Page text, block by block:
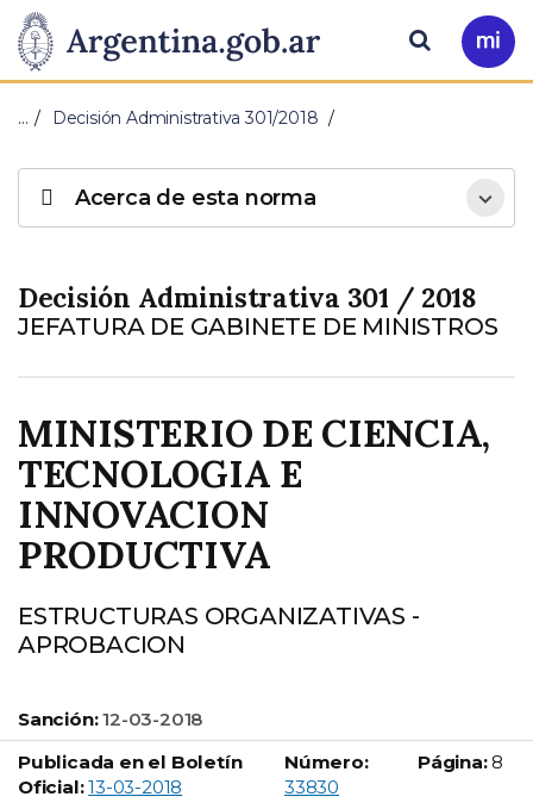
Presidencia
de
Nación
Pasar al contenido principal
Ir
a
Buscar
… Decisión Administrativa 301/2018
Decisión Administrativa 301 / 2018
JEFATURA DE GABINETE DE MINISTROS
MINISTERIO DE CIENCIA,
TECNOLOGIA E
INNOVACION
PRODUCTIVA
ESTRUCTURAS ORGANIZATIVAS -
APROBACION
Sanción: 12-03-2018
Publicada en el Boletín
Oficial: 13-03-2018
Número:
Boletín Oficial número:
33830
Página: 8
Acerca de esta norma